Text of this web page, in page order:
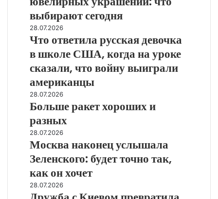
каких
задач
подходит
украшений:
что
выбирают
сегодня
выбирают сегодня
Что
ответила
девочка
в
США,
когда
на
уроке
сказали,
войну
выиграли
американцы
28.07.2026
Что ответила русская девочка
в школе США, когда на уроке
сказали, что войну выиграли
американцы
Больше
ракет
и
разных
28.07.2026
Больше ракет хороших и
разных
Москва
наконец
Зеленского:
будет
точно
так,
28.07.2026
Москва наконец услышала
Зеленского: будет точно так,
как он хочет
Дружба
с
28.07.2026